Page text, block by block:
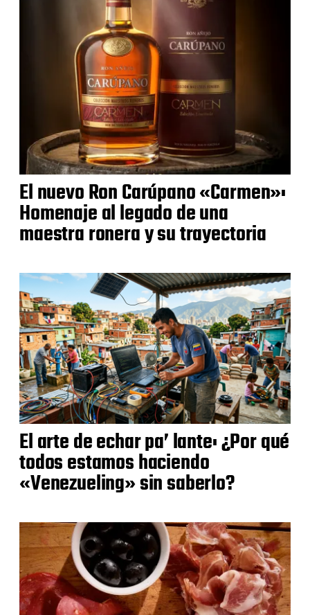
El nuevo Ron Carúpano «Carmen»:
Homenaje al legado de una
maestra ronera y su trayectoria
El arte de echar pa’ lante: ¿Por qué
todos estamos haciendo
«Venezueling» sin saberlo?